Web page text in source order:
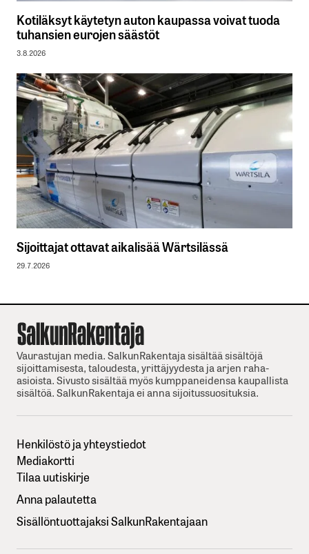
Kotiläksyt käytetyn auton kaupassa voivat tuoda
tuhansien eurojen säästöt
3.8.2026
Sijoittajat ottavat aikalisää Wärtsilässä
29.7.2026
Vaurastujan media. SalkunRakentaja sisältää sisältöjä
sijoittamisesta, taloudesta, yrittäjyydesta ja arjen raha-
asioista. Sivusto sisältää myös kumppaneidensa kaupallista
sisältöä. SalkunRakentaja ei anna sijoitussuosituksia.
Henkilöstö ja yhteystiedot
Mediakortti
Tilaa uutiskirje
Anna palautetta
Sisällöntuottajaksi SalkunRakentajaan